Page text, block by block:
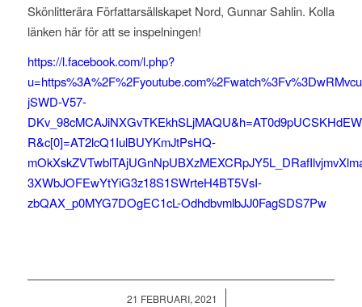
Skönlitterära Författarsällskapet Nord, Gunnar Sahlin. Kolla
länken här för att se inspelningen!
https://l.facebook.com/l.php?
jSWD-V57-
R&c[0]=AT2lcQ1IulBUYKmJtPsHQ-
3XWbJOFEwYtYiG3z18S1SWrteH4BT5VsI-
zbQAX_p0MYG7DOgEC1cL-OdhdbvmlbJJ0FagSDS7Pw
21 FEBRUARI, 2021
/